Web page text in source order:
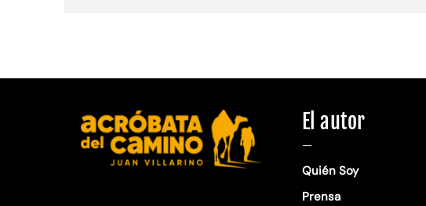
El autor
—
Quién Soy
Prensa